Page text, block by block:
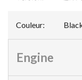
Couleur:
Engine